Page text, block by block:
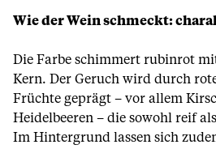
Wie der Wein schmeckt:
Die Farbe schimmert rubinrot
Kern. Der Geruch wird durch
Früchte geprägt – vor allem
Heidelbeeren – die sowohl reif
Im Hintergrund lassen sich